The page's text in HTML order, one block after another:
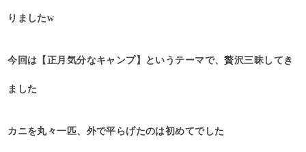
りましたw
今回は【正月気分なキャンプ】というテーマで、贅沢三昧してき
ました
カニを丸々一匹、外で平らげたのは初めてでした